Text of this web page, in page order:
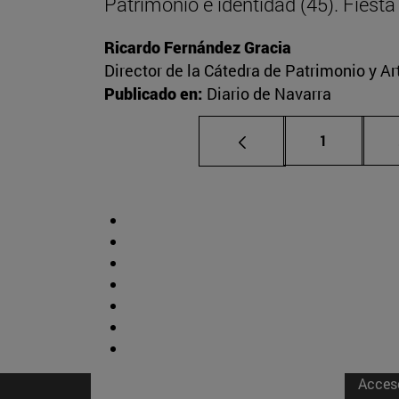
Ricardo Fernández Gracia
Director de la Cátedra de Patrimonio y
Publicado en: Diario de Navarra
Página
1